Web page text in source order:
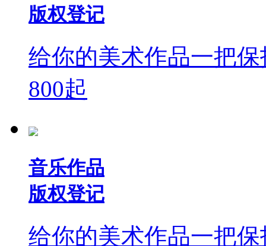
版权登记
给你的美术作品一把保
800起
音乐作品
版权登记
给你的美术作品一把保